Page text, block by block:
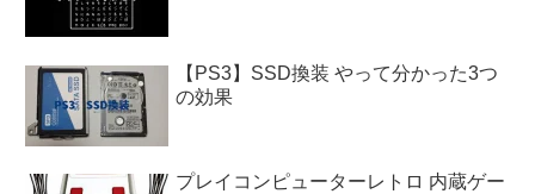
【PS3】SSD換装 やって分かった3つ
の効果
プレイコンピューターレトロ 内蔵ゲー